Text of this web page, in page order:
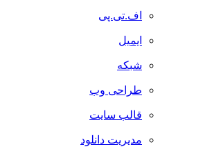
اف.تی.پی
ایمیل
شبکه
طراحی وب
قالب سایت
مدیریت دانلود